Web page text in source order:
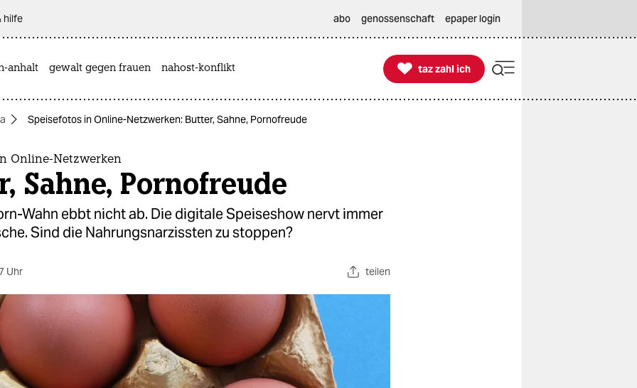
hilfe abo genossenschaft epaper login
anhalt gewalt gegen frauen nahost-konflikt 
taz zahl ich
taz zahl ich
Speisefotos in Online-Netzwerken: Butter, Sahne, Pornofreude
Online-Netzwerken
Sahne, Pornofreude
Wahn ebbt nicht ab. Die digitale Speiseshow nervt immer
Sind die Nahrungsnarzissten zu stoppen?
Uhr teilen